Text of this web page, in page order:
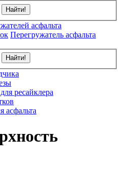
Перегружатель асфальта